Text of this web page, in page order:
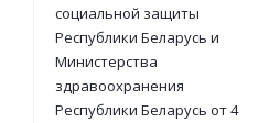
социальной защиты
Республики Беларусь и
Министерства
здравоохранения
Республики Беларусь от 4